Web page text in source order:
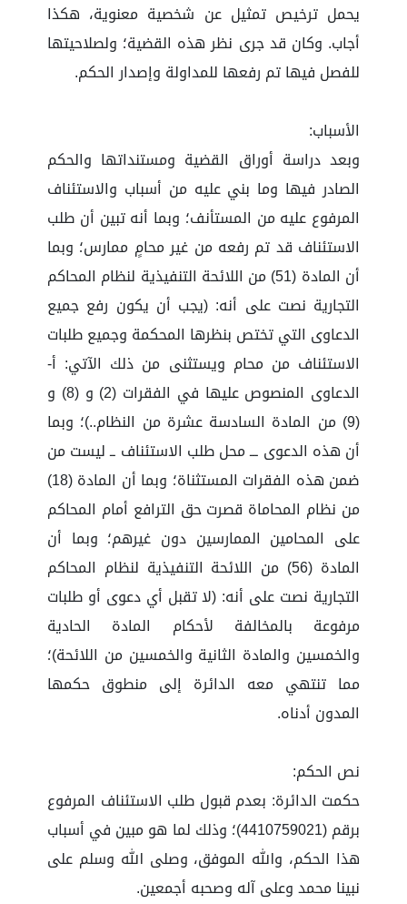
يحمل ترخيص تمثيل عن شخصية معنوية، هكذا
أجاب. وكان قد جرى نظر هذه القضية؛ ولصلاحيتها
للفصل فيها تم رفعها للمداولة وإصدار الحكم.
الأسباب:
وبعد دراسة أوراق القضية ومستنداتها والحكم
الصادر فيها وما بني عليه من أسباب والاستئناف
المرفوع عليه من المستأنف؛ وبما أنه تبين أن طلب
الاستئناف قد تم رفعه من غير محامٍ ممارس؛ وبما
أن المادة (51) من اللائحة التنفيذية لنظام المحاكم
التجارية نصت على أنه: (يجب أن يكون رفع جميع
الدعاوى التي تختص بنظرها المحكمة وجميع طلبات
الاستئناف من محام ويستثنى من ذلك الآتي: أ-
الدعاوى المنصوص عليها في الفقرات (2) و (8) و
(9) من المادة السادسة عشرة من النظام..)؛ وبما
أن هذه الدعوى ـــ محل طلب الاستئناف ــ ليست من
ضمن هذه الفقرات المستثناة؛ وبما أن المادة (18)
من نظام المحاماة قصرت حق الترافع أمام المحاكم
على المحامين الممارسين دون غيرهم؛ وبما أن
المادة (56) من اللائحة التنفيذية لنظام المحاكم
التجارية نصت على أنه: (لا تقبل أي دعوى أو طلبات
مرفوعة بالمخالفة لأحكام المادة الحادية
والخمسين والمادة الثانية والخمسين من اللائحة)؛
مما تنتهي معه الدائرة إلى منطوق حكمها
المدون أدناه.
نص الحكم:
حكمت الدائرة: بعدم قبول طلب الاستئناف المرفوع
برقم (4410759021)؛ وذلك لما هو مبين في أسباب
هذا الحكم، والله الموفق، وصلى الله وسلم على
نبينا محمد وعلى آله وصحبه أجمعين.